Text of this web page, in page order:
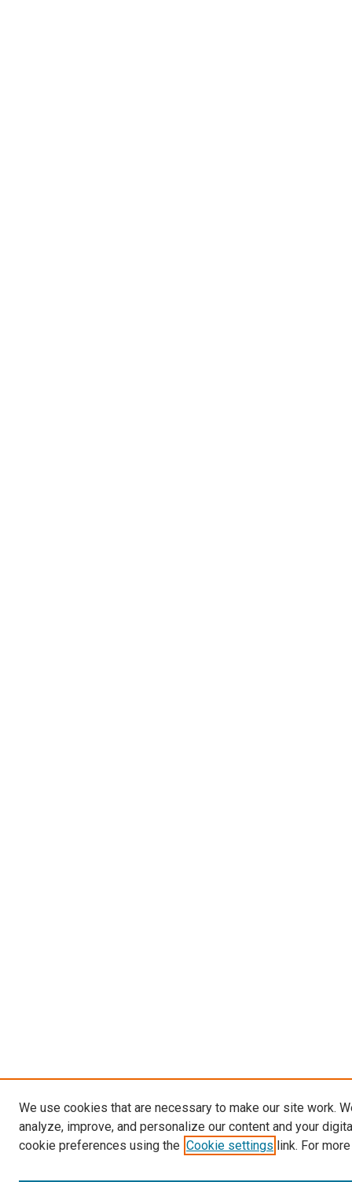
We use cookies that are necessary to make our site work.
analyze, improve, and personalize our content and your
cookie preferences using the Cookie settings link. For